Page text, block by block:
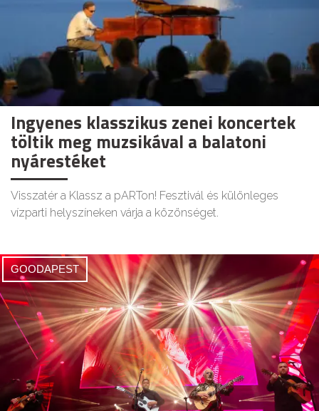
Ingyenes klasszikus zenei koncertek
töltik meg muzsikával a balatoni
nyárestéket
Visszatér a Klassz a pARTon! Fesztivál és különleges
vízparti helyszíneken várja a közönséget.
GOODAPEST